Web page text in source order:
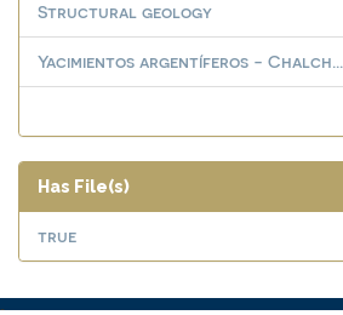
Structural geology
Yacimientos argentíferos - Chalch...
Has File(s)
true